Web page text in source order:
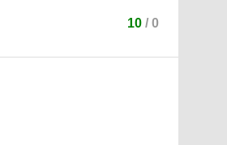
10 / 0